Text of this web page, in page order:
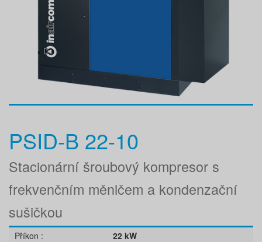
PSID-B 22-10
Stacionární šroubový kompresor s
frekvenčním měničem a kondenzační
sušičkou
Příkon
22 kW